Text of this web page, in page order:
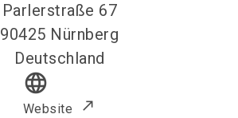
Parlerstraße 67
90425 Nürnberg
Deutschland
language
Website